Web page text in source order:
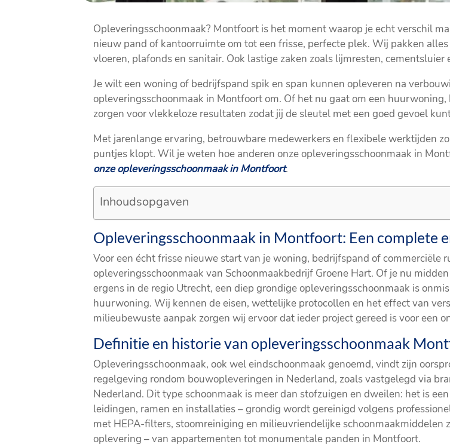
Opleveringsschoonmaak? Montfoort is het moment waarop je echt verschil
nieuw pand of kantoorruimte om tot een frisse, perfecte plek. Wij pakken
vloeren, plafonds en sanitair. Ook lastige zaken zoals lijmresten,
Je wilt een woning of bedrijfspand spik en span kunnen opleveren na
opleveringsschoonmaak in Montfoort om. Of het nu gaat om een
zorgen voor vlekkeloze resultaten zodat jij de sleutel met een goed gevoel
Met jarenlange ervaring, betrouwbare medewerkers en flexibele werktijden
puntjes klopt. Wil je weten hoe anderen onze opleveringsschoonmaak in
onze opleveringsschoonmaak in Montfoort.
Inhoudsopgaven
Opleveringsschoonmaak in Montfoort: Een complete
Voor een écht frisse nieuwe start van je woning, bedrijfspand of commerciële
opleveringsschoonmaak van Schoonmaakbedrijf Groene Hart. Of je nu
ergens in de regio Utrecht, een diep grondige opleveringsschoonmaak is
huurwoning. Wij kennen de eisen, wettelijke protocollen en het effect van
milieubewuste aanpak zorgen wij ervoor dat ieder project gereed is voor een
Definitie en historie van opleveringsschoonmaak
Opleveringsschoonmaak, ook wel eindschoonmaak genoemd, vindt zijn
regelgeving rondom bouwopleveringen in Nederland, zoals vastgelegd via
Nederland. Dit type schoonmaak is meer dan stofzuigen en dweilen: het is
leidingen, ramen en installaties – grondig wordt gereinigd volgens
met HEPA-filters, stoomreiniging en milieuvriendelijke schoonmaakmiddelen
oplevering – van appartementen tot monumentale panden in Montfoort.